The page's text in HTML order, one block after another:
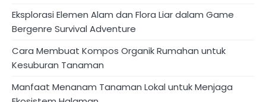
Eksplorasi Elemen Alam dan Flora Liar dalam Game
Bergenre Survival Adventure
Cara Membuat Kompos Organik Rumahan untuk
Kesuburan Tanaman
Manfaat Menanam Tanaman Lokal untuk Menjaga